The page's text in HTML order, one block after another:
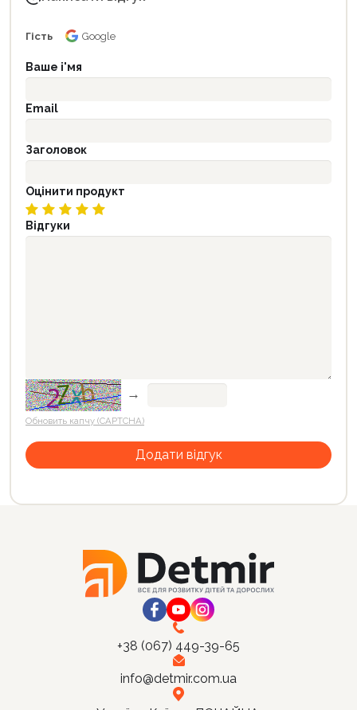
Гість Google
Ваше і'мя
Email
Заголовок
Оцінити продукт
Відгуки
→
Обновить капчу (CAPTCHA)
+38 (067) 449-39-65
info@detmir.com.ua